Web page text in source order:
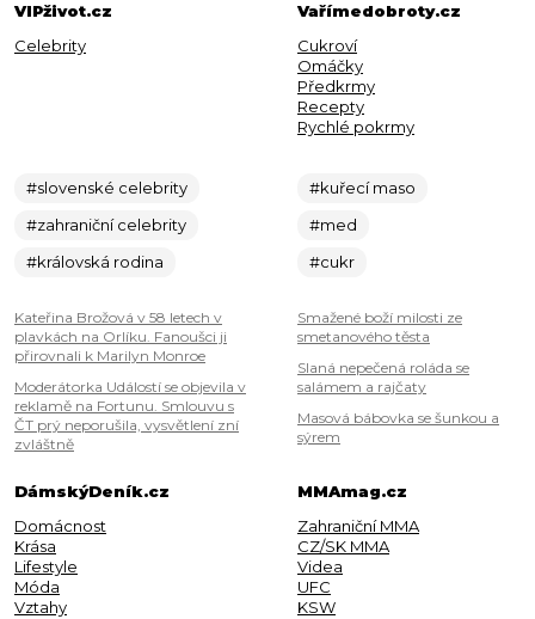
VIPživot.cz
Celebrity
#slovenské celebrity
#zahraniční celebrity
#královská rodina
Kateřina Brožová v 58 letech v
plavkách na Orlíku. Fanoušci ji
přirovnali k Marilyn Monroe
Moderátorka Událostí se objevila v
reklamě na Fortunu. Smlouvu s
ČT prý neporušila, vysvětlení zní
zvláštně
Vařímedobroty.cz
Cukroví
Omáčky
Předkrmy
Recepty
Rychlé pokrmy
#kuřecí maso
#med
#cukr
Smažené boží milosti ze
smetanového těsta
Slaná nepečená roláda se
salámem a rajčaty
Masová bábovka se šunkou a
sýrem
DámskýDeník.cz
Domácnost
Krása
Lifestyle
Móda
Vztahy
MMAmag.cz
Zahraniční MMA
CZ/SK MMA
Videa
UFC
KSW